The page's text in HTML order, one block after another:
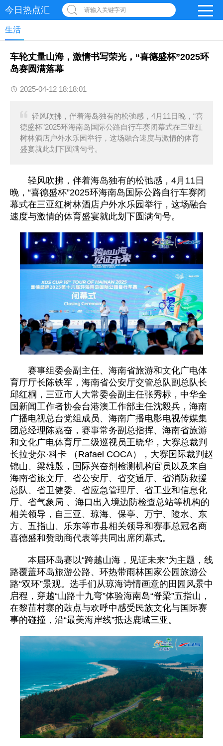
今日热点汇 请输入关键字词
生活
车轮丈量山海，激情书写荣光，“喜德盛杯”2025环
岛赛圆满落幕
2025-04-12 18:18:01
轻风吹拂，伴着海岛独有的松弛感，4月11日晚，“喜
德盛杯”2025环海南岛国际公路自行车赛闭幕式在三亚红
树林酒店户外水乐园举行，这场融合速度与激情的体育
盛宴就此划下圆满句号。
轻风吹拂，伴着海岛独有的松弛感，4月11日
晚，“喜德盛杯”2025环海南岛国际公路自行车赛闭
幕式在三亚红树林酒店户外水乐园举行，这场融合
速度与激情的体育盛宴就此划下圆满句号。
赛事组委会副主任、海南省旅游和文化广电体
育厅厅长陈铁军，海南省公安厅交管总队副总队长
邱红桐，三亚市人大常委会副主任张秀标，中华全
国新闻工作者协会台港澳工作部主任沈毅兵，海南
广播电视总台党组成员、海南广播电影电视传媒集
团总经理陈嘉奋，赛事常务副总指挥、海南省旅游
和文化广电体育厅二级巡视员王晓华，大赛总裁判
长拉斐尔·科卡 （Rafael COCA），大赛国际裁判赵
锦山、梁雄殷，国际兴奋剂检测机构官员以及来自
海南省旅文厅、省公安厅、省交通厅、省消防救援
总队、省卫健委、省应急管理厅、省工业和信息化
厅、省气象局 、海口出入境边防检查总站等机构的
相关领导，自三亚、琼海、保亭、万宁、陵水、东
方、五指山、乐东等市县相关领导和赛事总冠名商
喜德盛和赞助商代表等共同出席闭幕式。
本届环岛赛以“跨越山海，见证未来”为主题，线
路覆盖环岛旅游公路、环热带雨林国家公园旅游公
路“双环”景观。选手们从琼海诗情画意的田园风景中
启程，穿越“山路十九弯”体验海南岛“脊梁”五指山，
在黎苗村寨的鼓点与欢呼中感受民族文化与国际赛
事的碰撞，沿“最美海岸线”抵达鹿城三亚。